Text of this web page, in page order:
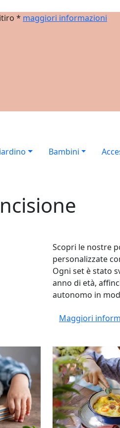
* maggiori informazioni
Bambini
Scopri le nostre
personalizzate
Ogni set è stato
anno di età,
autonomo in
Maggiori